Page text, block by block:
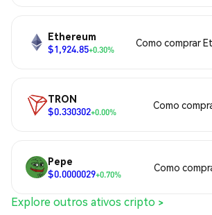
Ethereum
$1,924.85+0.30%
Como comprar
TRON
$0.330302+0.00%
Como
Pepe
$0.0000029+0.70%
Como
Explore outros ativos cripto >